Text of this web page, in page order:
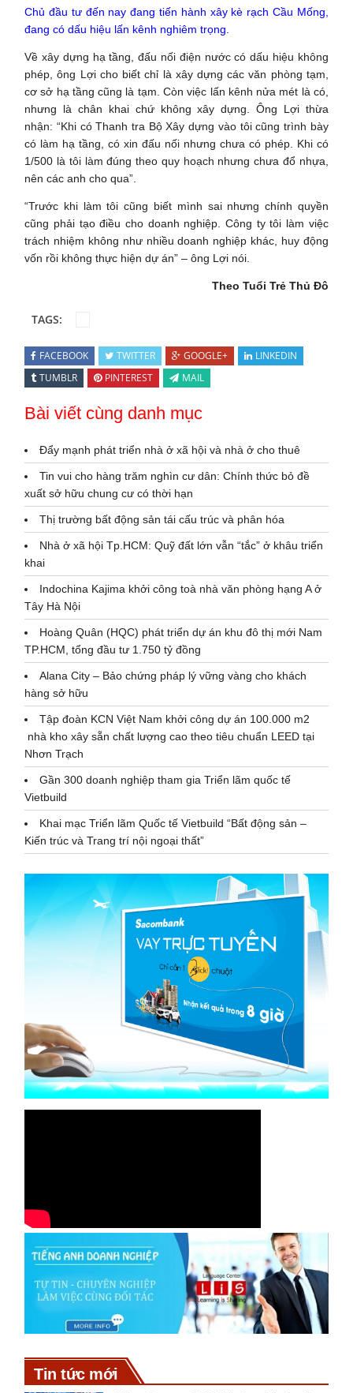
Chủ đầu tư đến nay đang tiến hành xây kè rạch Cầu Mống,
đang có dấu hiệu lấn kênh nghiêm trọng.
Về xây dựng hạ tầng, đấu nối điện nước có dấu hiệu không
phép, ông Lợi cho biết chỉ là xây dựng các văn phòng tạm,
cơ sở hạ tầng cũng là tạm. Còn việc lấn kênh nửa mét là có,
nhưng là chân khai chứ không xây dựng. Ông Lợi thừa
nhận: “Khi có Thanh tra Bộ Xây dựng vào tôi cũng trình bày
có làm hạ tầng, có xin đấu nối nhưng chưa có phép. Khi có
1/500 là tôi làm đúng theo quy hoạch nhưng chưa đổ nhựa,
nên các anh cho qua”.
“Trước khi làm tôi cũng biết mình sai nhưng chính quyền
cũng phải tạo điều cho doanh nghiệp. Công ty tôi làm việc
trách nhiệm không như nhiều doanh nghiệp khác, huy động
vốn rồi không thực hiện dự án” – ông Lợi nói.
Theo Tuổi Trẻ Thủ Đô
TAGS:
FACEBOOK TWITTER GOOGLE+
LINKEDIN
TUMBLR
PINTEREST MAIL
Bài viết cùng danh mục
Đẩy mạnh phát triển nhà ở xã hội và nhà ở cho thuê
Tin vui cho hàng trăm nghìn cư dân: Chính thức bỏ đề
xuất sở hữu chung cư có thời hạn
Thị trường bất động sản tái cấu trúc và phân hóa
Nhà ở xã hội Tp.HCM: Quỹ đất lớn vẫn “tắc” ở khâu triển
khai
Indochina Kajima khởi công toà nhà văn phòng hạng A ở
Tây Hà Nội
Hoàng Quân (HQC) phát triển dự án khu đô thị mới Nam
TP.HCM, tổng đầu tư 1.750 tỷ đồng
Alana City – Bảo chứng pháp lý vững vàng cho khách
hàng sở hữu
Tập đoàn KCN Việt Nam khởi công dự án 100.000 m2
nhà kho xây sẵn chất lượng cao theo tiêu chuẩn LEED tại
Nhơn Trạch
Gần 300 doanh nghiệp tham gia Triển lãm quốc tế
Vietbuild
Khai mạc Triển lãm Quốc tế Vietbuild “Bất động sản –
Kiến trúc và Trang trí nội ngoại thất”
Tin tức mới